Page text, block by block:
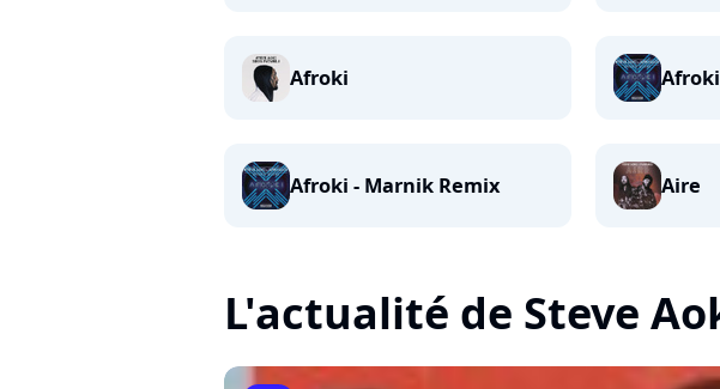
Afroki
Afroki - Marnik Remix Aire
L'actualité de Steve